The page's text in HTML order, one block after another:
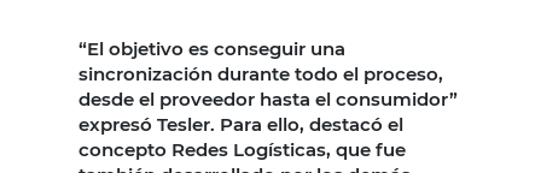
“El objetivo es conseguir una
sincronización durante todo el proceso,
desde el proveedor hasta el consumidor”
expresó Tesler. Para ello, destacó el
concepto Redes Logísticas, que fue